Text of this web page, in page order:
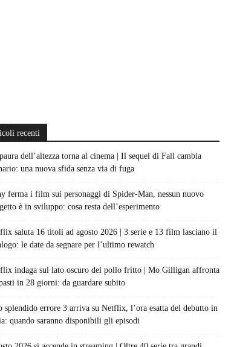
recenti
dell’altezza torna al cinema | Il sequel di Fall cambia
una nuova sfida senza via di fuga
ferma i film sui personaggi di Spider-Man, nessun nuovo
è in sviluppo: cosa resta dell’esperimento
saluta 16 titoli ad agosto 2026 | 3 serie e 13 film lasciano il
le date da segnare per l’ultimo rewatch
indaga sul lato oscuro del pollo fritto | Mo Gilligan affronta
in 28 giorni: da guardare subito
splendido errore 3 arriva su Netflix, l’ora esatta del debutto in
quando saranno disponibili gli episodi